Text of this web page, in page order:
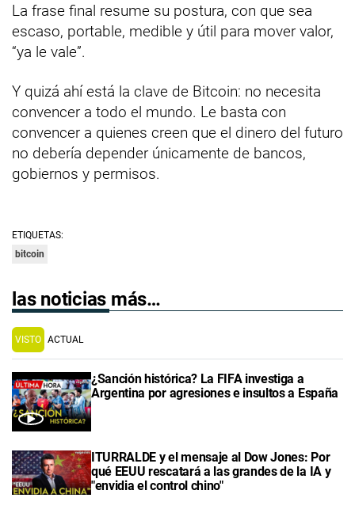
La frase final resume su postura, con que sea
escaso, portable, medible y útil para mover valor,
“ya le vale”.
Y quizá ahí está la clave de Bitcoin: no necesita
convencer a todo el mundo. Le basta con
convencer a quienes creen que el dinero del futuro
no debería depender únicamente de bancos,
gobiernos y permisos.
ETIQUETAS:
bitcoin
las noticias más…
VISTO ACTUAL
¿Sanción histórica? La FIFA investiga a
Argentina por agresiones e insultos a España
ITURRALDE y el mensaje al Dow Jones: Por
qué EEUU rescatará a las grandes de la IA y
"envidia el control chino"